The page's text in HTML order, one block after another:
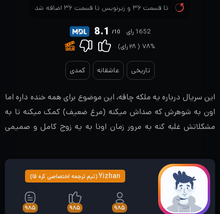
تا قسمت ۳۶ و زیرنویس تا قسمت ۳۶ اضافه شد
8.1 /10
1652 رای
۷۸% ( ۲۸ رای)
تاریخی عاشقانه کمدی
این سریال درباره یه ملکه چاقه، این موضوع برای همه خنده داره اما
اون به شوهرش که صداش میکنه (مرغ ضعیف) کمک میکنه تا به
مشکلاتش غلبه کنه به مرور زمان اونا به یه زوج کامل و صمیمی
Yizhan(تیم ترجمه اختصاصی کره فا)
۹۸۵ ۹۸۵ ۹۸۵